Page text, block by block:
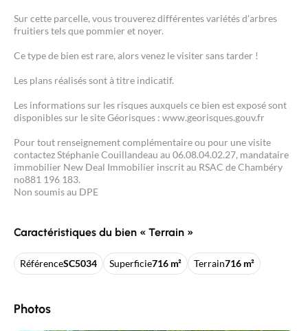
Sur cette parcelle, vous trouverez différentes variétés d'arbres
fruitiers tels que pommier et noyer.
Ce type de bien est rare, alors venez le visiter sans tarder !
Les plans réalisés sont à titre indicatif.
Les informations sur les risques auxquels ce bien est exposé sont
disponibles sur le site Géorisques : www.georisques.gouv.fr
Pour tout renseignement complémentaire ou pour une visite
contactez Stéphanie Couillandeau au 06.08.04.02.27, mandataire
immobilier New Deal Immobilier inscrit au RSAC de Chambéry
no881 196 183.
Non soumis au DPE
Caractéristiques du bien « Terrain »
RéférenceSC5034 Superficie716 m² Terrain716 m²
Photos